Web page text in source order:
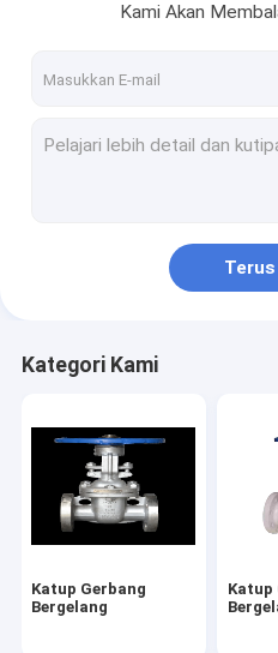
Kami Akan
Terus
Kategori Kami
Katup Gerbang
Bergelang
Katup